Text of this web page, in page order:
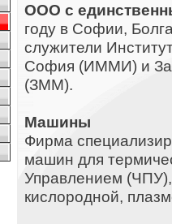
ООО с
году в Софии,
служители
София (ИММИ) и
(ЗММ).
Maшины
Фирма
машин для
Управлением (ЧПУ),
кислородной,